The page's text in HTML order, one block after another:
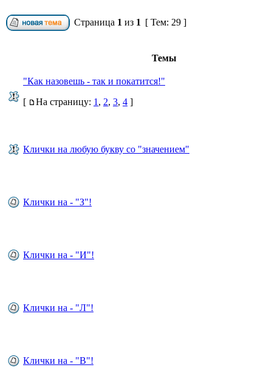
Страница 1 из 1 [ Тем: 29 ]
Темы
"Как назовешь - так и покатится!"
[
На страницу: 1 , 2, 3, 4 ]
Клички на любую букву со "значением"
Клички на - "З"!
Клички на - "И"!
Клички на - "Л"!
Клички на - "В"!